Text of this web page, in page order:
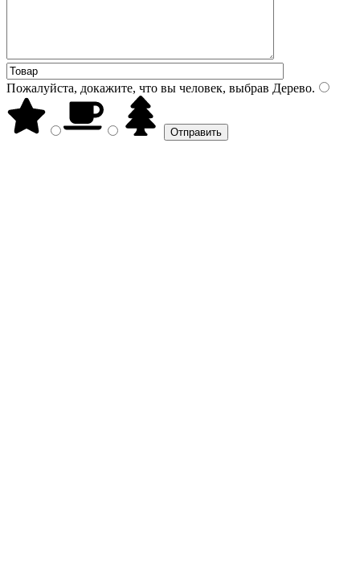
Пожалуйста, докажите, что вы человек, выбрав Дерево.